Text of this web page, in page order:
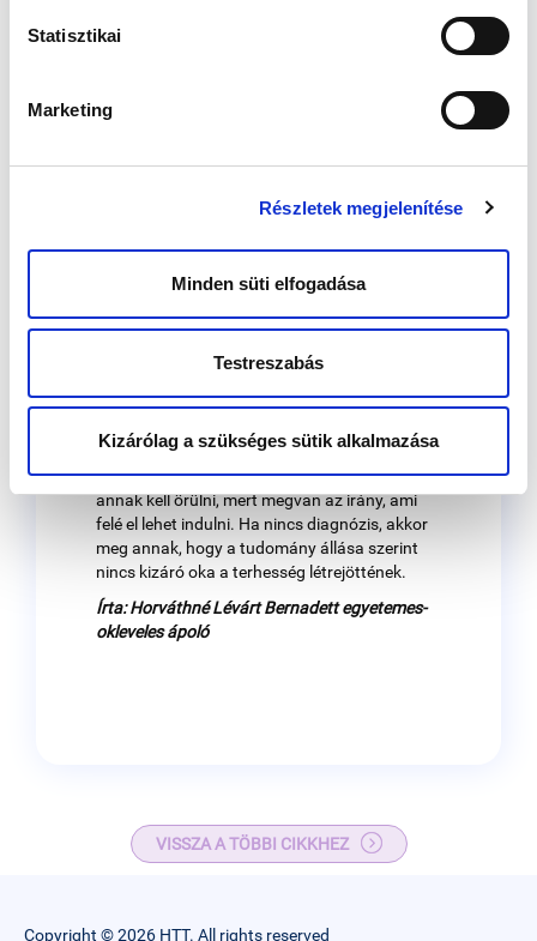
Statisztikai
Marketing
Részletek megjelenítése
Minden süti elfogadása
Testreszabás
Kizárólag a szükséges sütik alkalmazása
asszisztáltam, hát most nekem fognak. A
összemosolygások, az egymást bíztató
üzenetváltások vagy beszélgetések nagyon
hamar ráébresztettek, hogynem vagyok
Ha érzed, hogy nem vagy egyedi eset,
akkor nem az adott diagnózisra koncentrálsz,
hanem arra, hogy a zárójelentéseden
Mindig mindenben lehet kapaszkodót találni.
sikerülni - például elzáródott petevezeték,
endometriózis, mióma, hormonzavar - akkor
annak kell örülni, mert megvan az irány, ami
felé el lehet indulni. Ha nincs diagnózis, akkor
meg annak, hogy a tudomány állása szerint
nincs kizáró oka a terhesség létrejöttének.
Írta: Horváthné Lévárt Bernadett egyetemes-
okleveles ápoló
VISSZA A TÖBBI CIKKHEZ
Copyright © 2026 HTT. All rights reserved